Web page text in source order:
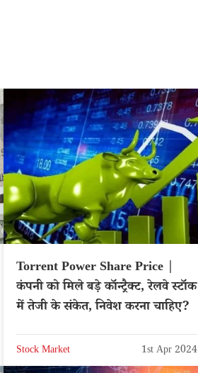
Torrent Power Share Price |
कंपनी को मिले बड़े कॉन्ट्रैक्ट, रेलवे स्टॉक
में तेजी के संकेत, निवेश करना चाहिए?
Stock Market 1st Apr 2024